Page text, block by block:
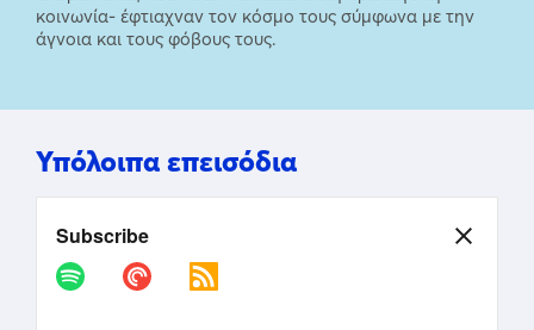
κοινωνία- έφτιαχναν τον κόσμο τους σύμφωνα με την
άγνοια και τους φόβους τους.
Υπόλοιπα επεισόδια